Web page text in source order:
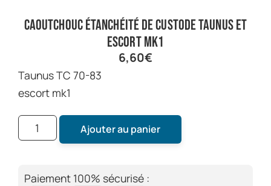
caoutchouc étanchéité de custode taunus et
escort mk1
6,60€
taunus TC 70-83
escort mk1
Ajouter au panier
Paiement 100% sécurisé :